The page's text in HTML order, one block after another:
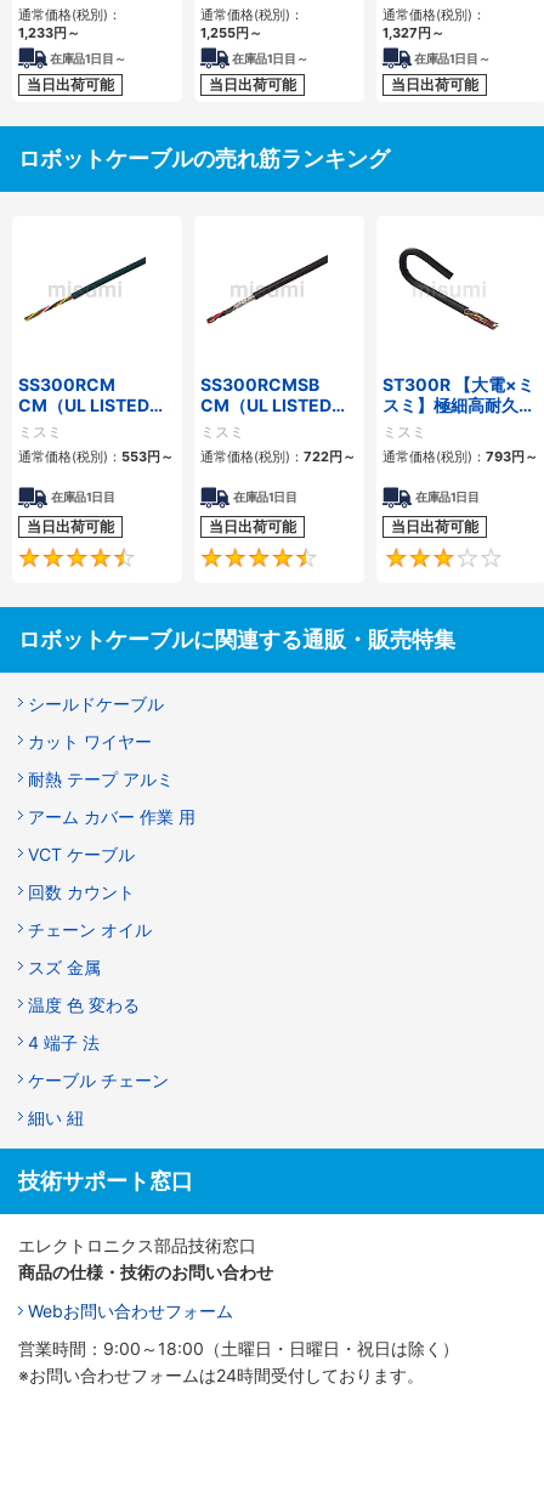
通常価格(税別)：
1,233円 ～
在庫品1日目～
当日出荷可能
通常価格(税別)：
1,255円 ～
在庫品1日目～
当日出荷可能
通常価格(税別)：
1,327 円 ～
在庫品1日目～
当日出荷可能
ロボットケーブルの売れ筋ランキング
SS300RCM
CM（UL LISTED規
格・NEPA対応） 小
径
ミスミ
通常価格(税別)： 553円 ～
在庫品1日目
当日出荷可能
4.7
SS300RCMSB
CM（UL LISTED規
格・NEPA対応） 小
径 シールド付
ミスミ
通常価格(税別)： 722円 ～
在庫品1日目
当日出荷可能
4.5
ST300R 【大電×ミ
スミ】極細高耐久ロ
ボットケーブル（シ
ールド無・有）
ミスミ
通常価格(税別)： 793円 ～
在庫品1日目
当日出荷可能
ロボットケーブルに関連する通販・販売特集
シールドケーブル
カット ワイヤー
耐熱 テープ アルミ
アーム カバー 作業 用
VCT ケーブル
回数 カウント
チェーン オイル
スズ 金属
温度 色 変わる
4 端子 法
ケーブル チェーン
細い 紐
技術サポート窓口
エレクトロニクス部品技術窓口
商品の仕様・技術のお問い合わせ
Webお問い合わせフォーム
営業時間：9:00～18:00（土曜日・日曜日・祝日は除く）
※お問い合わせフォームは24時間受付しております。